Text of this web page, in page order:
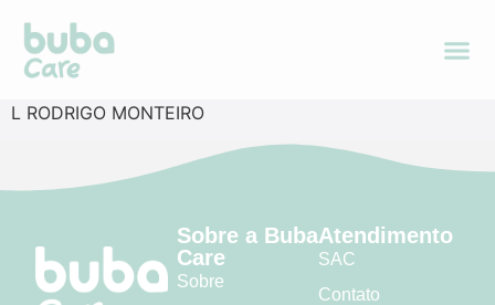
L RODRIGO MONTEIRO
Sobre a Buba
Care
Sobre
Atendimento
SAC
Contato